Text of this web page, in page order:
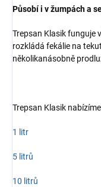
Působí i v žumpách a
Trepsan Klasik funguje
rozkládá fekálie na
několikanásobně
Trepsan Klasik
1 litr
5 litrů
10 litrů